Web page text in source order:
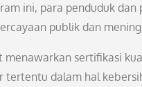
ini, para penduduk
publik dan
menawarkan sertifikasi
dalam hal